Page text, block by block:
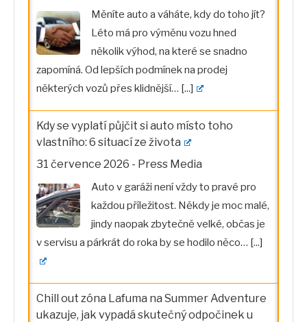
Měníte auto a váháte, kdy do toho jít?
Léto má pro výměnu vozu hned
několik výhod, na které se snadno
zapomíná. Od lepších podmínek na prodej
některých vozů přes klidnější… [...]
Kdy se vyplatí půjčit si auto místo toho
vlastního: 6 situací ze života
31 července 2026 - Press Media
Auto v garáži není vždy to pravé pro
každou příležitost. Někdy je moc malé,
jindy naopak zbytečně velké, občas je
v servisu a párkrát do roka by se hodilo něco… [...]
Chill out zóna Lafuma na Summer Adventure
ukazuje, jak vypadá skutečný odpočinek u